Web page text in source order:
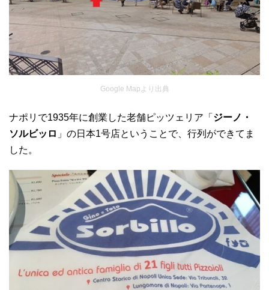
Google Mapより出典
ナポリで1935年に創業した老舗ピッツェリア「 ジーノ・
ソルビッロ 」の日本1号店ということで、行列ができてま
した。